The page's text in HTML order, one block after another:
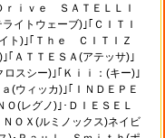
ｒｉｖｅ ＳＡＴＥＬＬＩ
イトウェーブ)｣｢ＣＩＴＩ
ト)｣｢Ｔｈｅ ＣＩＴＩＺ
｢ＡＴＴＥＳＡ(アテッサ)｣
スシー)｣｢Ｋｉｉ：(キー)｣
(ウィッカ)｣｢ＩＮＤＥＰＥ
(レグノ)｣･ＤＩＥＳＥＬ
ＯＸ(ルミノックス)ネイビ